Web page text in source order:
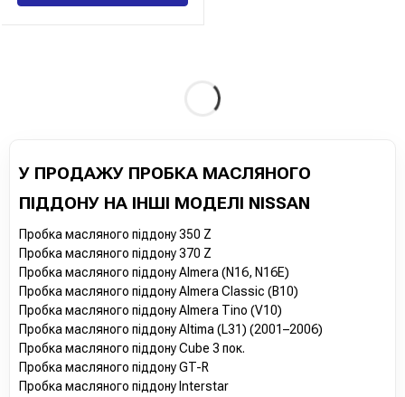
У ПРОДАЖУ ПРОБКА МАСЛЯНОГО
ПІДДОНУ НА ІНШІ МОДЕЛІ NISSAN
Пробка масляного піддону 350 Z
Пробка масляного піддону 370 Z
Пробка масляного піддону Almera (N16, N16E)
Пробка масляного піддону Almera Classic (B10)
Пробка масляного піддону Almera Tino (V10)
Пробка масляного піддону Altima (L31) (2001–2006)
Пробка масляного піддону Cube 3 пок.
Пробка масляного піддону GT-R
Пробка масляного піддону Interstar